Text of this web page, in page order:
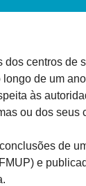
dos centros de
de um
às
ou dos seus
de
e